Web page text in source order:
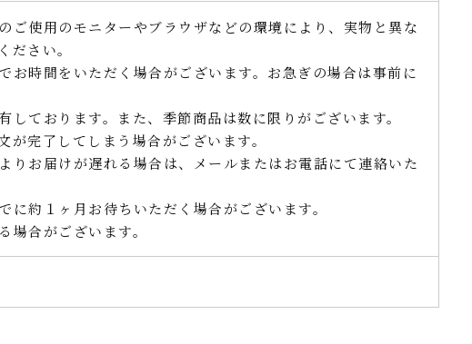
ご使用のモニターやブラウザなどの環境により、実物と異な
ださい。
お時間をいただく場合がございます。お急ぎの場合は事前に
ております。また、季節商品は数に限りがございます。
が完了してしまう場合がございます。
りお届けが遅れる場合は、メールまたはお電話にて連絡いた
約１ヶ月お待ちいただく場合がございます。
合がございます。